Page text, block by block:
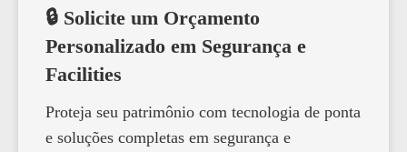
🔒 Solicite um Orçamento
Personalizado em Segurança e
Facilities
Proteja seu patrimônio com tecnologia de ponta
e soluções completas em segurança e